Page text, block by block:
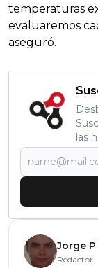
temperaturas
evaluaremos
aseguró.
las
Jorge
Redactor